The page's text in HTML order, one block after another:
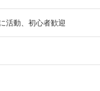
活動、初心者歓迎